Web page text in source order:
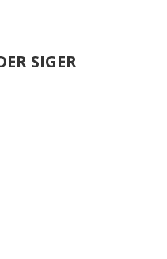
SIGER